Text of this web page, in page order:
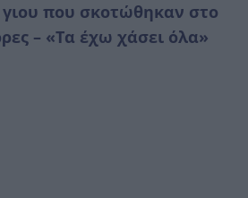
γιου που σκοτώθηκαν στο
– «Τα έχω χάσει όλα»